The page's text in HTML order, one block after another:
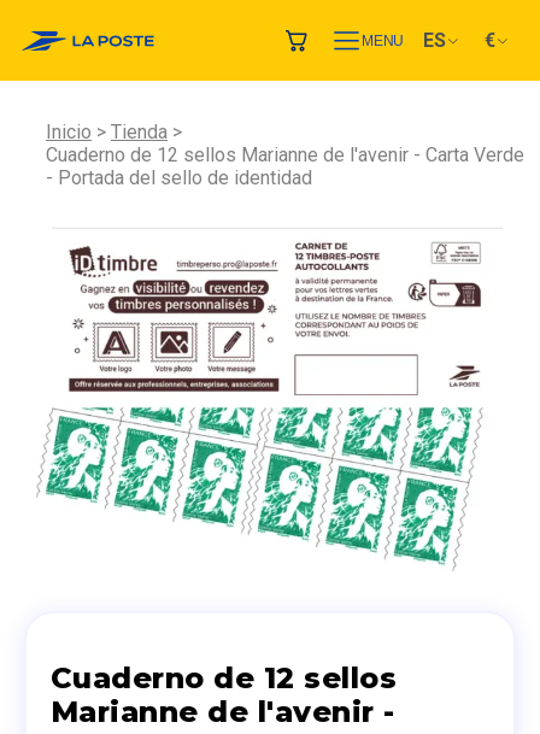
MENU ES €
Inicio
Tienda
Cuaderno de 12 sellos Marianne de l'avenir - Carta Verde
- Portada del sello de identidad
Cuaderno de 12 sellos
Marianne de l'avenir -